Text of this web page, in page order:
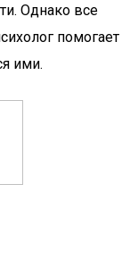
Однако все
помогает
ими.